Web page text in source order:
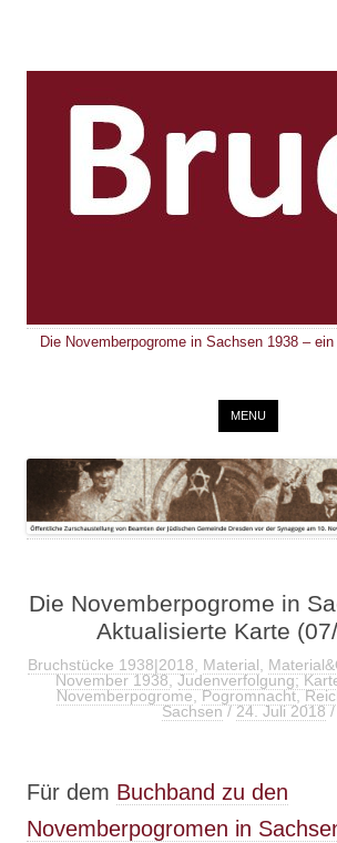
Die Novemberpogrome in Sachsen 1938 –
MENU
Die Novemberpogrome in
Aktualisierte Karte
Bruchstücke 1938|2018, Material,
November 1938,Judenverfolgung;
Novemberpogrome,Pogromnacht,
Sachsen/24. Juli 2018/
Für dem Buchband zu den
Novemberpogromen in